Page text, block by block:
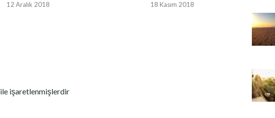
12 Aralık 2018 18 Kasım 2018
ile işaretlenmişlerdir